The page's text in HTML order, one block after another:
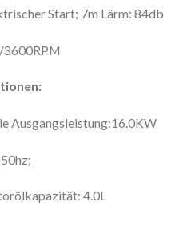
Start; 7m Lärm: 84db
3600RPM
Ausgangsleistung:16.0KW
4.0L